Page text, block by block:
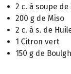
2 c. à soupe de
200 g de Miso
2 c. à s. de
1 Citron vert
150 g de